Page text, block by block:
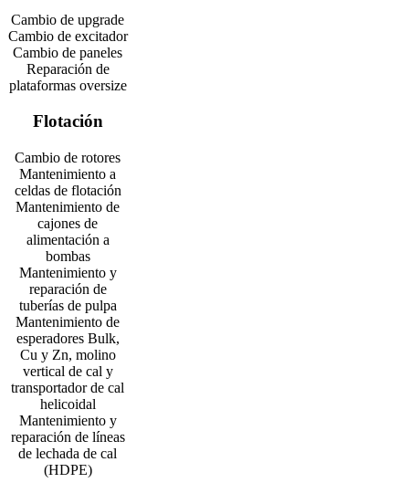
Cambio de upgrade
Cambio de excitador
Cambio de paneles
Reparación de
plataformas oversize
Flotación
Cambio de rotores
Mantenimiento a
celdas de flotación
Mantenimiento de
cajones de
alimentación a
bombas
Mantenimiento y
reparación de
tuberías de pulpa
Mantenimiento de
esperadores Bulk,
Cu y Zn, molino
vertical de cal y
transportador de cal
helicoidal
Mantenimiento y
reparación de líneas
de lechada de cal
(HDPE)